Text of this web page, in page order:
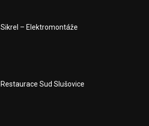
Sikrel – Elektromontáže
Restaurace Sud Slušovice